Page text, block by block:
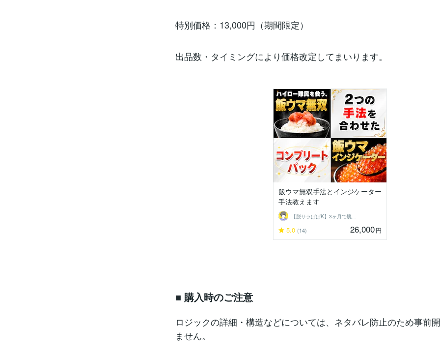
特別価格：13,000円（期間限定）
出品数・タイミングにより価格改定してまいります。
飯ウマ無双手法とインジケーター
手法教えます
【脱サラぱぱK】3ヶ月で脱サラできた方法
5.0 (14) 26,000円
■ 購入時のご注意
ロジックの詳細・構造などについては、ネタバレ防止のため事前
ません。